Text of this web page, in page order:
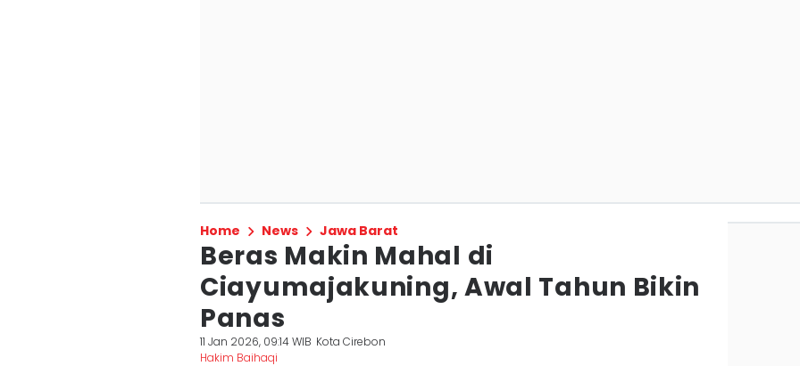
Home News Jawa Barat
Beras Makin Mahal di
Ciayumajakuning, Awal Tahun Bikin
Panas
11 Jan 2026, 09:14 WIB Kota Cirebon
Hakim Baihaqi